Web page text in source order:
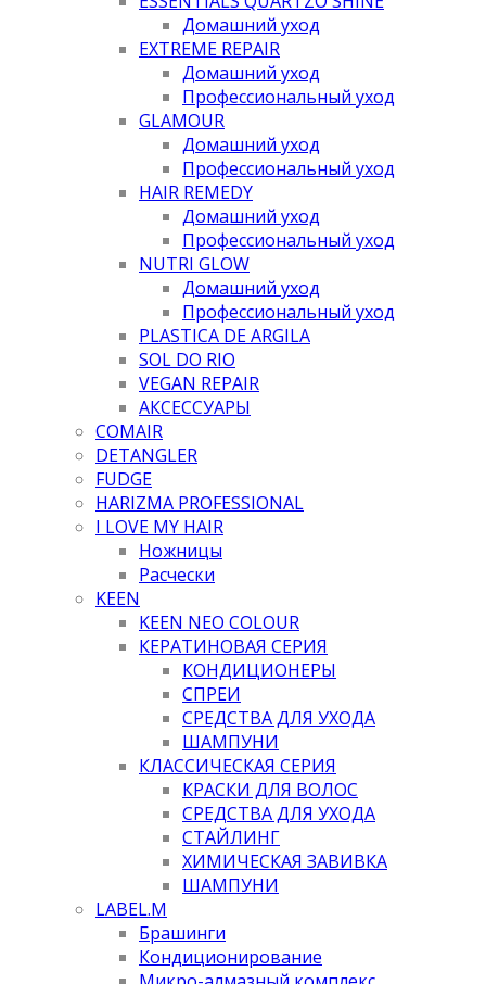
Домашний уход
EXTREME REPAIR
Домашний уход
Профессиональный уход
GLAMOUR
Домашний уход
Профессиональный уход
HAIR REMEDY
Домашний уход
Профессиональный уход
NUTRI GLOW
Домашний уход
Профессиональный уход
PLASTICA DE ARGILA
SOL DO RIO
VEGAN REPAIR
АКСЕССУАРЫ
COMAIR
DETANGLER
FUDGE
HARIZMA PROFESSIONAL
I LOVE MY HAIR
Ножницы
Расчески
KEEN
KEEN NEO COLOUR
КЕРАТИНОВАЯ СЕРИЯ
КОНДИЦИОНЕРЫ
СПРЕИ
СРЕДСТВА ДЛЯ УХОДА
ШАМПУНИ
КЛАССИЧЕСКАЯ СЕРИЯ
КРАСКИ ДЛЯ ВОЛОС
СРЕДСТВА ДЛЯ УХОДА
СТАЙЛИНГ
ХИМИЧЕСКАЯ ЗАВИВКА
ШАМПУНИ
LABEL.M
Брашинги
Кондиционирование